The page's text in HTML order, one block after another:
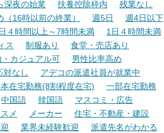
深夜の始業 扶養控除枠内
残業なし
（16時以前の終業） 週5日
週4日以下
４時間以上～7時間未満
1日４時間未満
ス 制服あり
食堂・売店あり
・カジュアル可
男性比率高め
対なし
アデコの派遣社員が就業中
在宅勤務(8割程度在宅)
一部在宅勤務
中国語 韓国語
マスコミ・広告
メ メーカー
住宅・不動産・建設
業界未経験歓迎
派遣先名がわかる